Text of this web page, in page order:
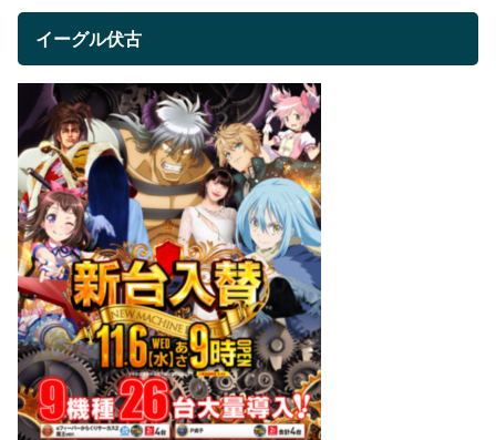
イーグル伏古